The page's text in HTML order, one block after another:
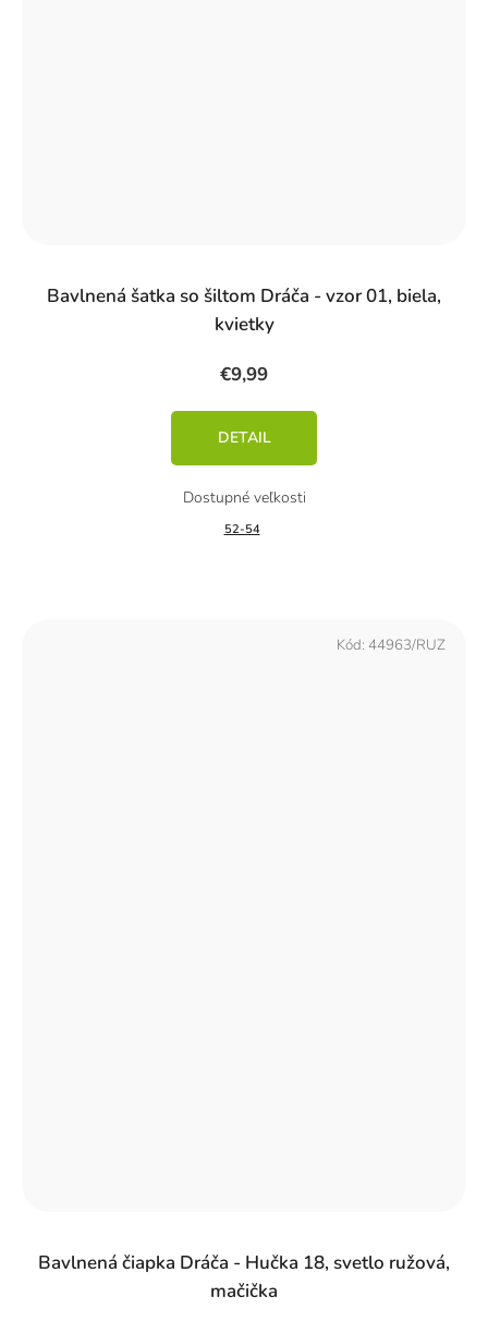
Bavlnená šatka so šiltom Dráča - vzor 01, biela,
kvietky
€9,99
DETAIL
52-54
Bavlnená čiapka Dráča - Hučka 18, svetlo ružová,
mačička
Kód: 44963/RUZ